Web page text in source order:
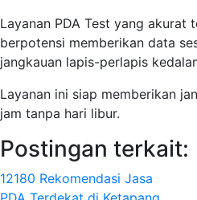
Layanan PDA Test yang
berpotensi memberikan data
jangkauan lapis-perlapis
Layanan ini siap memberikan
jam tanpa hari libur.
Postingan terkait:
12180 Rekomendasi Jasa